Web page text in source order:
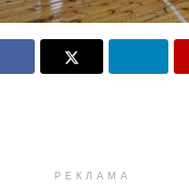
РЕКЛАМА